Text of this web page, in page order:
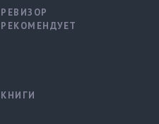
РЕВИЗОР
РЕКОМЕНДУЕТ
КНИГИ